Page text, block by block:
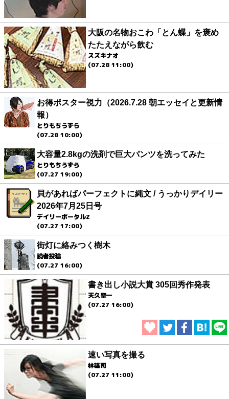
大阪の名物おこわ「とん蝶」を褒め
たたえながら飲む
スズキナオ
(07.28 11:00)
お得ポスター視力（2026.7.28 朝エッセイと更新情
報）
とりもちうずら
(07.28 10:00)
大容量2.8kgの洗剤で巨大パンツを洗ってみた
とりもちうずら
(07.27 19:00)
貝があればパーフェクトに縄文 / うっかりデイリー
2026年7月25日号
デイリーポータルZ
(07.27 17:00)
街灯に絡みつく樹木
読者投稿
(07.27 16:00)
書き出し小説大賞 305回秀作発表
天久聖一
(07.27 16:00)
速い写真を撮る
林雄司
(07.27 11:00)